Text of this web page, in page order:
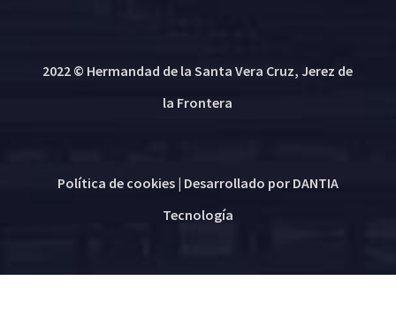
2022 © Hermandad de la Santa Vera Cruz, Jerez de
la Frontera
Política de cookies| Desarrollado por DANTIA
Tecnología